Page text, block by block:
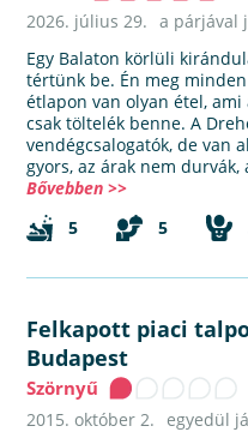
2026. július 29. a párjával
Egy Balaton körlüli
tértünk be. Én meg
étlapon van olyan étel,
csak töltelék benne. A
vendégcsalogatók, de van
gyors, az árak nem
Bővebben >>
5
5
Felkapott piaci
Budapest
Szörnyű
2015. október 2.
egyedül